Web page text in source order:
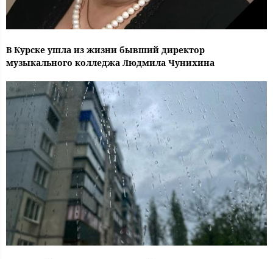
В Курске ушла из жизни бывший директор
музыкального колледжа Людмила Чунихина